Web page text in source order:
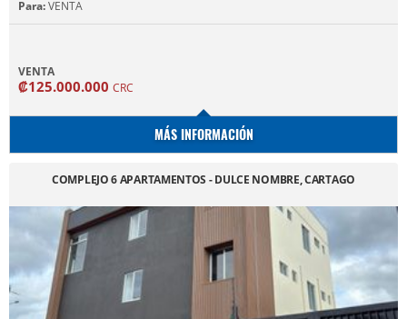
Para:VENTA
VENTA
₡125.000.000 CRC
MÁS INFORMACIÓN
COMPLEJO 6 APARTAMENTOS - DULCE NOMBRE, CARTAGO